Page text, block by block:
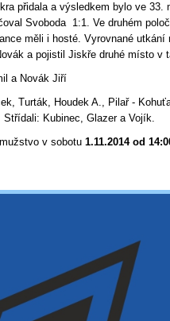
přidala a výsledkem bylo ve 33.
Svoboda 1:1. Ve druhém
měli i hosté. Vyrovnané utkání
a pojistil Jiskře druhé místo v
a Novák Jiří
Turták, Houdek A., Pilař -
Střídali: Kubinec, Glazer a Vojík.
v sobotu 1.11.2014 od